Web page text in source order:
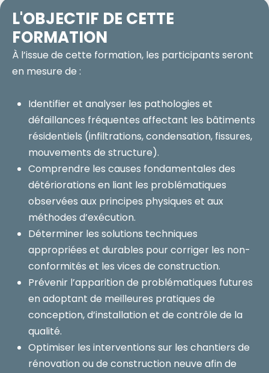
L'OBJECTIF DE CETTE
FORMATION
À l’issue de cette formation, les participants seront
en mesure de :
Identifier et analyser les pathologies et
défaillances fréquentes affectant les bâtiments
résidentiels (infiltrations, condensation, fissures,
mouvements de structure).
Comprendre les causes fondamentales des
détériorations en liant les problématiques
observées aux principes physiques et aux
méthodes d’exécution.
Déterminer les solutions techniques
appropriées et durables pour corriger les non-
conformités et les vices de construction.
Prévenir l’apparition de problématiques futures
en adoptant de meilleures pratiques de
conception, d’installation et de contrôle de la
qualité.
Optimiser les interventions sur les chantiers de
rénovation ou de construction neuve afin de